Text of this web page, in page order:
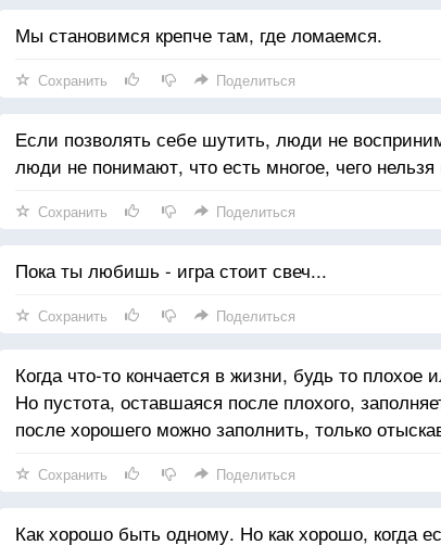
Мы становимся крепче там, где ломаемся.
Сохранить Поделиться
Если позволять себе шутить, люди не
люди не понимают, что есть многое, чего
Сохранить Поделиться
Пока ты любишь - игра стоит свеч...
Сохранить Поделиться
Когда что-то кончается в жизни, будь то плохое
Но пустота, оставшаяся после плохого,
после хорошего можно заполнить, только
Сохранить Поделиться
Как хорошо быть одному. Но как хорошо, когда